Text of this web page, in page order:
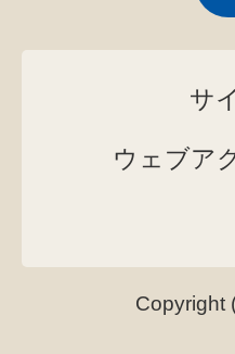
サ
ウェブア
Copyright